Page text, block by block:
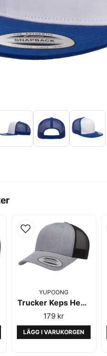
YUPOONG
Trucker Keps Heather/Black 6606T - Yupoong/Flexfit
179 kr
LÄGG I VARUKORGEN